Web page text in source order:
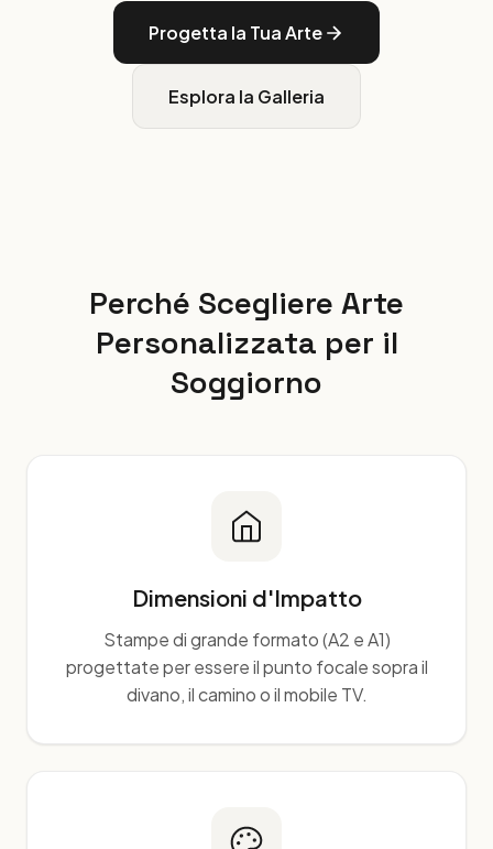
Progetta la Tua Arte
Esplora la Galleria
Perché Scegliere Arte
Personalizzata per il
Soggiorno
Dimensioni d'Impatto
Stampe di grande formato (A2 e A1)
progettate per essere il punto focale sopra il
divano, il camino o il mobile TV.